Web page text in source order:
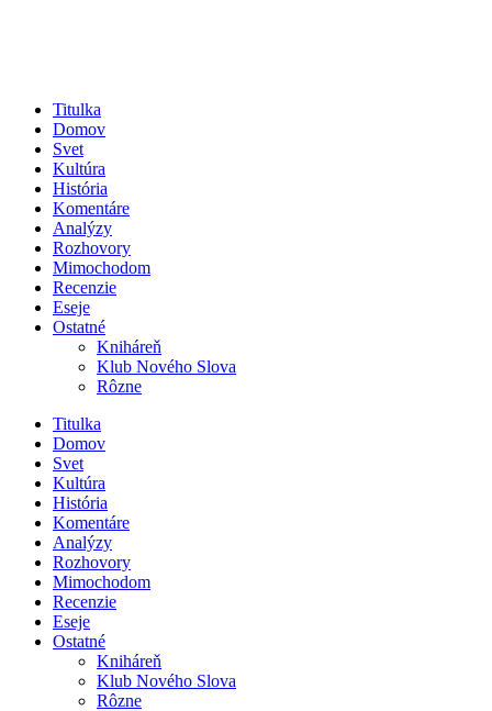
Titulka
Domov
Svet
Kultúra
História
Komentáre
Analýzy
Rozhovory
Mimochodom
Recenzie
Eseje
Ostatné
Kniháreň
Klub Nového Slova
Rôzne
Titulka
Domov
Svet
Kultúra
História
Komentáre
Analýzy
Rozhovory
Mimochodom
Recenzie
Eseje
Ostatné
Kniháreň
Klub Nového Slova
Rôzne